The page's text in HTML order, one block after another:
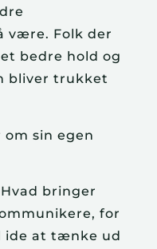
være. Folk der
bedre hold og
bliver trukket
sin egen
bringer
for
ide at tænke ud